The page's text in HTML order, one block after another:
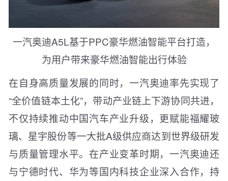
一汽奥迪A5L基于PPC豪华燃油智能平台打造，
为用户带来豪华燃油智能出行体验
在自身高质量发展的同时，一汽奥迪率先实现了
“全价值链本土化”，带动产业链上下游协同共进，
不仅持续推动中国汽车产业升级，更赋能福耀玻
璃、星宇股份等一大批A级供应商达到世界级研发
与质量管理水平。在产业变革时期，一汽奥迪还
与宁德时代、华为等国内科技企业深入合作，持